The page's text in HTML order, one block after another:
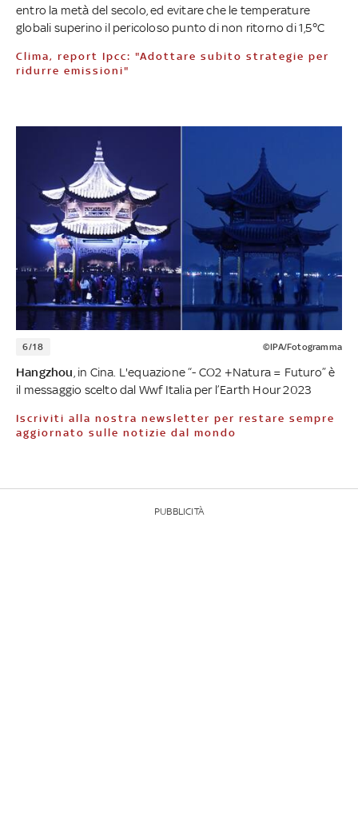
entro la metà del secolo, ed evitare che le temperature
globali superino il pericoloso punto di non ritorno di 1,5°C
Clima, report Ipcc: "Adottare subito strategie per
ridurre emissioni"
6/18 ©IPA/Fotogramma
Hangzhou , in Cina. L'equazione “- CO2 +Natura = Futuro” è
il messaggio scelto dal Wwf Italia per l’Earth Hour 2023
Iscriviti alla nostra newsletter per restare sempre
aggiornato sulle notizie dal mondo
PUBBLICITÀ